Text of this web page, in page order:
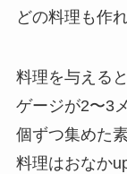
どの料理も作
料理を与える
ゲージが2〜3
個ずつ集めた
料理はおなか